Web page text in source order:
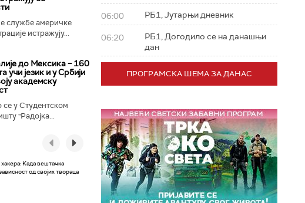
службе америчке
истражују...
до Мексика – 160
учи језик и у Србији
академску
се у Студентском
"Радојка...
06:00 РБ1, Јутарњи дневник
06:20
РБ1, Догодило се на данашњи
дан
ПРОГРАМСКА ШЕМА ЗА ДАНАС